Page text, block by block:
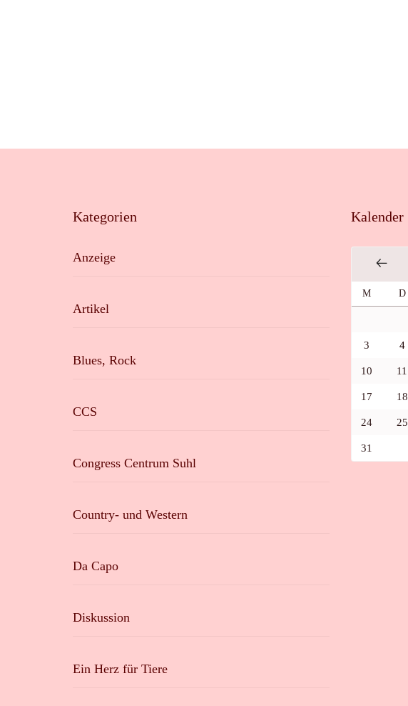
Kategorien
Anzeige
Artikel
Blues, Rock
CCS
Congress Centrum Suhl
Country- und Western
Da Capo
Diskussion
Ein Herz für Tiere
Kalender
M D
3 4
10 11
17 18
24 25
31